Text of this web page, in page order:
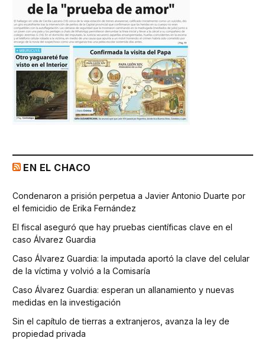
EN EL CHACO
Condenaron a prisión perpetua a Javier Antonio Duarte por
el femicidio de Erika Fernández
El fiscal aseguró que hay pruebas científicas clave en el
caso Álvarez Guardia
Caso Álvarez Guardia: la imputada aportó la clave del celular
de la víctima y volvió a la Comisaría
Caso Álvarez Guardia: esperan un allanamiento y nuevas
medidas en la investigación
Sin el capítulo de tierras a extranjeros, avanza la ley de
propiedad privada